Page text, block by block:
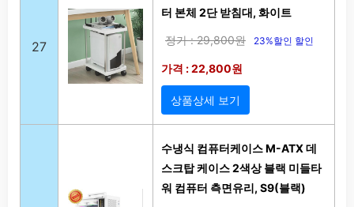
27
터 본체 2단 받침대, 화이트
정가 : 29,800원 23%할인 할인
가격 : 22,800원
상품상세 보기
수냉식 컴퓨터케이스 M-ATX 데
스크탑 케이스 2색상 블랙 미들타
워 컴퓨터 측면유리, S9(블랙)